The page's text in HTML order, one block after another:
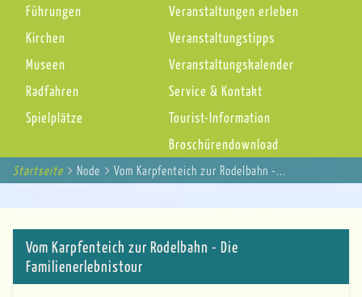
Führungen
Kirchen
Museen
Radfahren
Spielplätze
Veranstaltungen erleben
Veranstaltungstipps
Veranstaltungskalender
Service & Kontakt
Tourist-Information
Broschürendownload
Breadcrumbs
You
are
Startseite Node Vom Karpfenteich zur Rodelbahn -...
Vom Karpfenteich zur Rodelbahn - Die
Familienerlebnistour